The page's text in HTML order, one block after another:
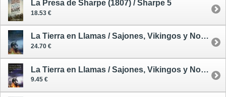
La Presa de Sharpe (1807) / Sharpe 5
18.53 €
La Tierra en Llamas / Sajones, Vikingos y Normandos 5 - tapa dura
24.70 €
La Tierra en Llamas / Sajones, Vikingos y Normandos 5 - tapa blanda
9.45 €